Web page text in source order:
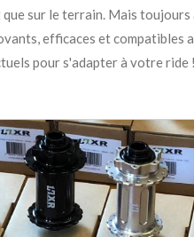
sur le terrain. Mais toujours
efficaces et compatibles
pour s'adapter à votre ride !